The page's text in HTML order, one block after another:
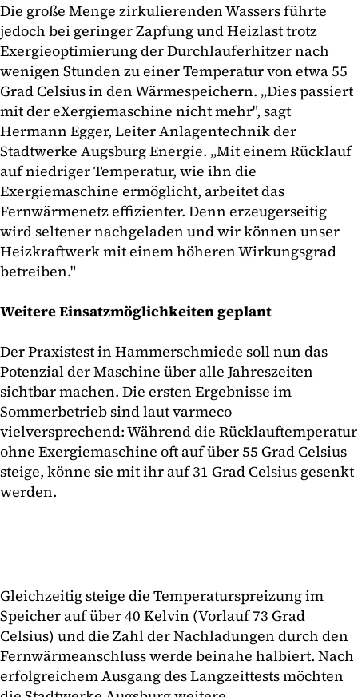
Die große Menge zirkulierenden Wassers führte
jedoch bei geringer Zapfung und Heizlast trotz
Exergieoptimierung der Durchlauferhitzer nach
wenigen Stunden zu einer Temperatur von etwa 55
Grad Celsius in den Wärmespeichern. „Dies passiert
mit der eXergiemaschine nicht mehr", sagt
Hermann Egger, Leiter Anlagentechnik der
Stadtwerke Augsburg Energie. „Mit einem Rücklauf
auf niedriger Temperatur, wie ihn die
Exergiemaschine ermöglicht, arbeitet das
Fernwärmenetz effizienter. Denn erzeugerseitig
wird seltener nachgeladen und wir können unser
Heizkraftwerk mit einem höheren Wirkungsgrad
betreiben."
Weitere Einsatzmöglichkeiten geplant
Der Praxistest in Hammerschmiede soll nun das
Potenzial der Maschine über alle Jahreszeiten
sichtbar machen. Die ersten Ergebnisse im
Sommerbetrieb sind laut varmeco
vielversprechend: Während die Rücklauftemperatur
ohne Exergiemaschine oft auf über 55 Grad Celsius
steige, könne sie mit ihr auf 31 Grad Celsius gesenkt
werden.
Gleichzeitig steige die Temperaturspreizung im
Speicher auf über 40 Kelvin (Vorlauf 73 Grad
Celsius) und die Zahl der Nachladungen durch den
Fernwärmeanschluss werde beinahe halbiert. Nach
erfolgreichem Ausgang des Langzeittests möchten